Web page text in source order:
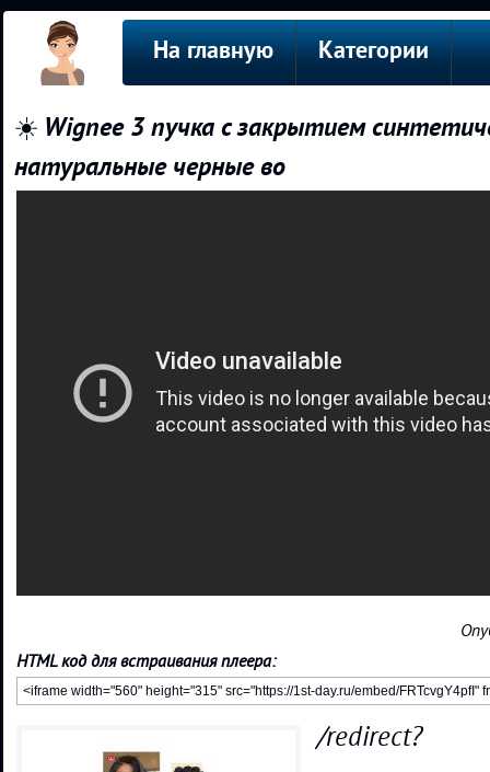
На главную Категории
☀️ Wignee 3 пучка с закрытием
натуральные черные во
HTML код для встраивания плеера:
/redirect?